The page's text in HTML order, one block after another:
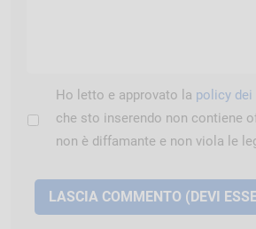
Ho letto e approvato la policy
che sto inserendo non contiene
non è diffamante e non viola le